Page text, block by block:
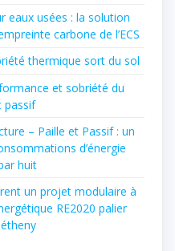
eaux usées : la solution
carbone de l’ECS
thermique sort du sol
et sobriété du
passif
– Paille et Passif : un
d’énergie
huit
un projet modulaire à
RE2020 palier